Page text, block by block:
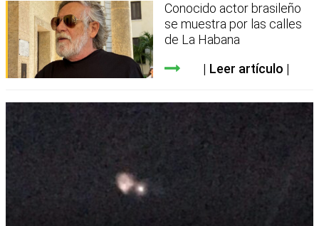
Conocido actor brasileño
se muestra por las calles
de La Habana
Leer artículo